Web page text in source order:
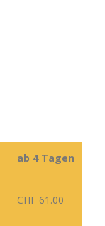
ab 4 Tagen
CHF 61.00